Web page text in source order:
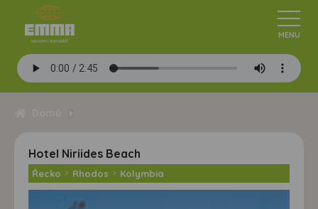
Hotel Niriides Beach
Řecko > Rhodos > Kolymbia